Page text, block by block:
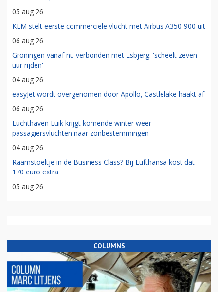
05 aug 26
KLM stelt eerste commerciële vlucht met Airbus A350-900 uit
06 aug 26
Groningen vanaf nu verbonden met Esbjerg: 'scheelt zeven
uur rijden'
04 aug 26
easyJet wordt overgenomen door Apollo, Castlelake haakt af
06 aug 26
Luchthaven Luik krijgt komende winter weer
passagiersvluchten naar zonbestemmingen
04 aug 26
Raamstoeltje in de Business Class? Bij Lufthansa kost dat
170 euro extra
05 aug 26
COLUMNS